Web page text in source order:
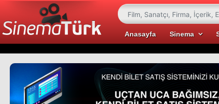
Anasayfa Sinema